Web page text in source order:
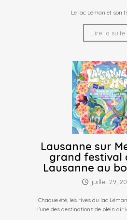
Le lac Léman et son
Lire la suite
Lausanne sur
grand festival
Lausanne au
juillet 29,
Chaque été, les rives du lac
l'une des destinations de plein air